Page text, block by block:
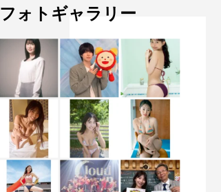
フォトギャラリー